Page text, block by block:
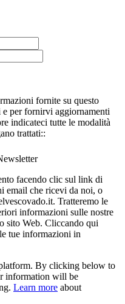
fornite su questo
per fornirvi aggiornamenti
indicateci tutte le modalità
trattati::
facendo clic sul link di
email che ricevi da noi, o
Tratteremo le
informazioni sulle nostre
sito Web. Cliccando qui
tue informazioni in
By clicking below to
information will be
Learn more about